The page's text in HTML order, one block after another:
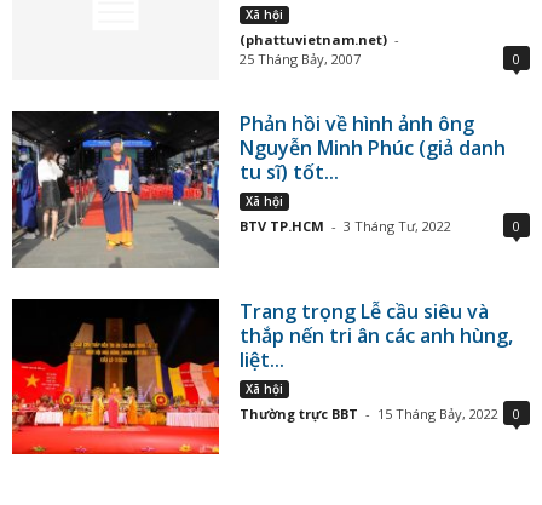
Xã hội
(phattuvietnam.net) -
25 Tháng Bảy, 2007
0
Phản hồi về hình ảnh ông
Nguyễn Minh Phúc (giả danh
tu sĩ) tốt...
Xã hội
BTV TP.HCM - 3 Tháng Tư, 2022 0
Trang trọng Lễ cầu siêu và
thắp nến tri ân các anh hùng,
liệt...
Xã hội
Thường trực BBT - 15 Tháng Bảy, 2022 0